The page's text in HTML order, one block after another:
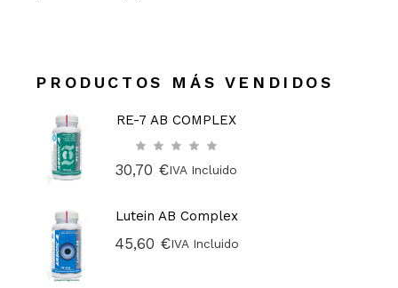
PRODUCTOS MÁS VENDIDOS
RE-7 AB COMPLEX
30,70 €IVA Incluido
Lutein AB Complex
45,60 €IVA Incluido